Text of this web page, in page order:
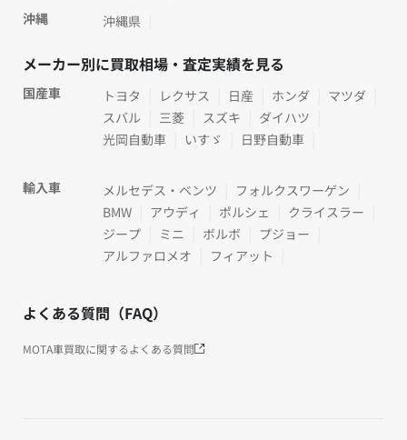
沖縄
沖縄県
メーカー別に買取相場・査定実績を見る
国産車 トヨタ レクサス 日産 ホンダ
マツダ
スバル
三菱 スズキ
ダイハツ
光岡自動車
いすゞ 日野自動車
輸入車 メルセデス・ベンツ
フォルクスワーゲン
BMW
アウディ ポルシェ
クライスラー
ジープ
ミニ ボルボ
プジョー
アルファロメオ
フィアット
よくある質問（FAQ）
MOTA車買取に関するよくある質問